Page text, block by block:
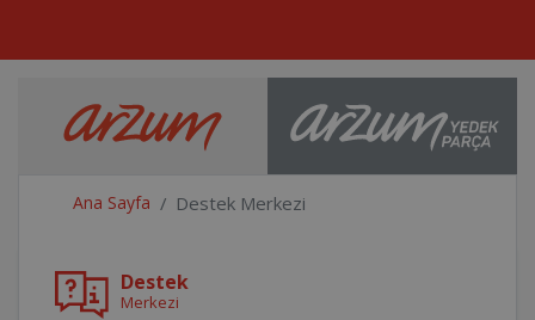
Ana Sayfa Destek Merkezi
Destek
Merkezi